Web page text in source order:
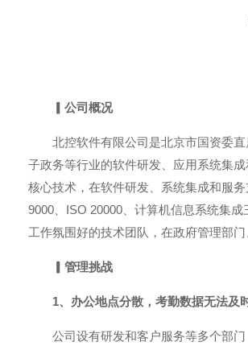
公司概况
北控软件有限公司是北京市国资委
子政务等行业的软件研发、应用系统集
核心技术，在软件研发、系统集成和服
9000、ISO 20000、计算机信息系统集
工作氛围好的技术团队，在政府管理部
管理挑战
1、办公地点分散，考勤数据无法及
公司设有研发和客户服务等多个部